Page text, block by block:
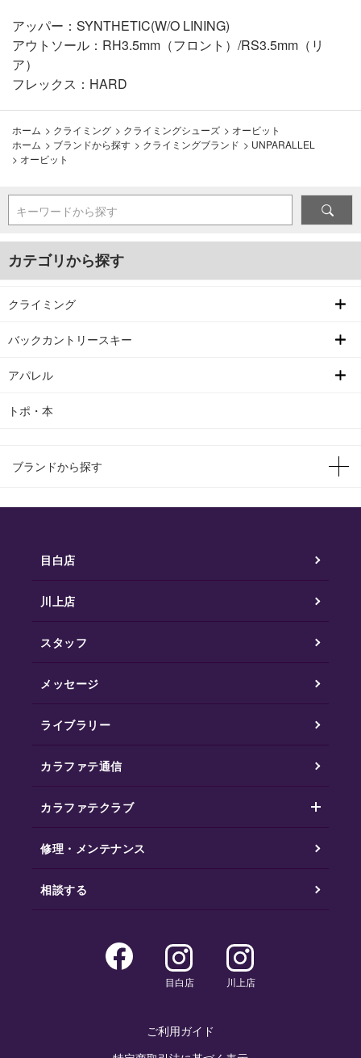
アッパー：SYNTHETIC(W/O LINING)
アウトソール：RH3.5mm（フロント）/RS3.5mm（リ
ア）
フレックス：HARD
ホーム > クライミング > クライミングシューズ > オービット
ホーム > ブランドから探す > クライミングブランド > UNPARALLEL
> オービット
キーワードから探す
カテゴリから探す
クライミング
バックカントリースキー
アパレル
トポ・本
ブランドから探す
目白店
川上店
スタッフ
メッセージ
ライブラリー
カラファテ通信
カラファテクラブ
修理・メンテナンス
相談する
目白店 川上店
ご利用ガイド